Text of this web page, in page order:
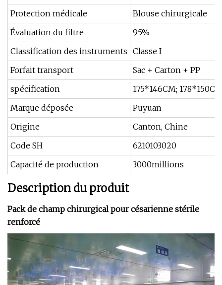
Protection médicale
Blouse chirurgicale
Évaluation du filtre
95%
Classification des instruments Classe I
Forfait transport
Sac + Carton + PP
spécification
175*146CM;
Marque déposée
Puyuan
Origine
Canton, Chine
Code SH
6210103020
Capacité de production
3000millions
Description du produit
Pack de champ chirurgical pour césarienne stérile
renforcé